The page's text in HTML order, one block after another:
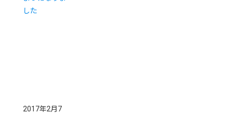
した
2017年2月7